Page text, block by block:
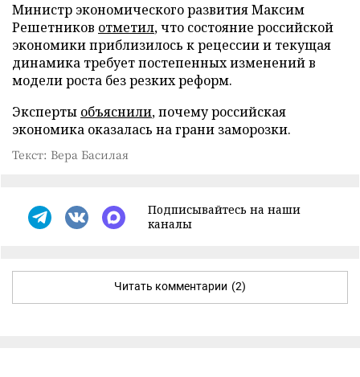
Министр экономического развития Максим
Решетников отметил, что состояние российской
экономики приблизилось к рецессии и текущая
динамика требует постепенных изменений в
модели роста без резких реформ.
Эксперты объяснили, почему российская
экономика оказалась на грани заморозки.
Текст: Вера Басилая
Подписывайтесь на наши
каналы
Читать комментарии (2)